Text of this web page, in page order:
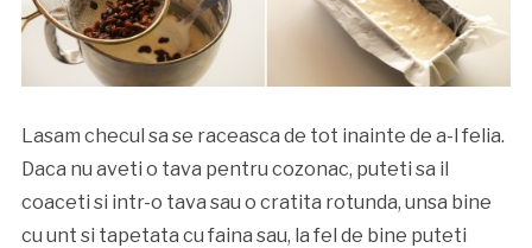
Lasam checul sa se raceasca de tot inainte de a-l felia.
Daca nu aveti o tava pentru cozonac, puteti sa il
coaceti si intr-o tava sau o cratita rotunda, unsa bine
cu unt si tapetata cu faina sau, la fel de bine puteti